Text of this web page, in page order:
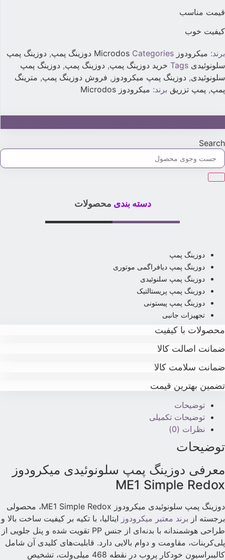
قیمت مناسب
کیفیت خوب
برند: میکرودوز Microdos Categories دوزینگ پمپ, دوزینگ پمپ
سلونوئیدی Tags خرید دوزینگ پمپ, دوزینگ پمپ, دوزینگ پمپ
سلونوئیدی, دوزینگ پمپ میکرودوز , فروش دوزینگ پمپ, مترینگ
پمپ, پمپ تزریق برند: میکرودوز Microdos
Search
دسته بندی محصولات
دوزینگ پمپ
دوزینگ پمپ دیافراگمی موتوری
دوزینگ پمپ سلنوئیدی
دوزینگ پمپ پریستالتیک
دوزینگ پمپ پیستونی
تجهیزات جانبی
محصولات با کیفیت
ضمانت اصالت کالا
ضمانت سلامت کالا
تضمین بهترین قیمت
توضیحات
توضیحات تکمیلی
نظرات (0)
توضیحات
معرفی دوزینگ پمپ سلونوئیدی میکرودوز
ME1 Simple Redox
دوزینگ پمپ سلونوئیدی میکرودوز ME1 Simple Redox، محصولی
برجسته از برند معتبر میکرودوز ایتالیا، با تکیه بر کیفیت ساخت بالا و
طراحی هوشمندانه با بدنه‌ای از جنس PP تقویت شده و پنل جلویی از
پلی‌کربنات، مقاومت و دوام بالایی دارد. قابلیت‌های کلیدی آن شامل
کالیبراسیون خودکار پروب در نقطه 468 میلی‌ولت، تشخیص